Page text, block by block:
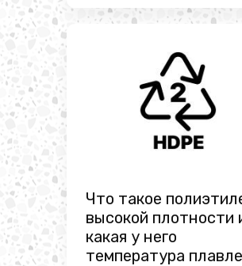
Что такое
высокой плотности
какая у него
температура